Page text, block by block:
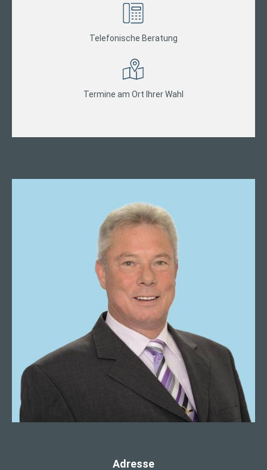
Telefonische Beratung
Termine am Ort Ihrer Wahl
Adresse